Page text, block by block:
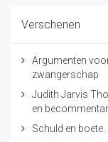
Verschenen
Argumenten
zwangerschap
Judith Jarvis
en
Schuld en